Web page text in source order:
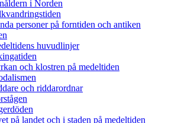
i Norden
personer på forntiden och antiken
huvudlinjer
och klostren på medeltiden
och riddarordnar
på landet och i staden på medeltiden